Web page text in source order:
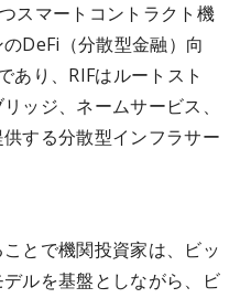
スマートコントラクト機
DeFi（分散型金融）向
あり、RIFはルートスト
ッジ、ネームサービス、
する分散型インフラサー
とで機関投資家は、ビッ
ルを基盤としながら、ビ